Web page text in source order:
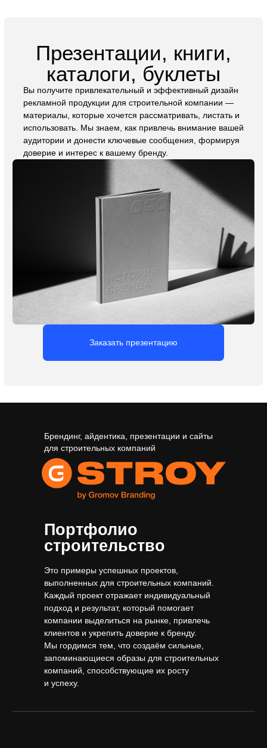
Брендинг, айдентика, презентации и сайты
для строительных компаний
Портфолио
строительство
Это примеры успешных проектов,
выполненных для строительных компаний.
Каждый проект отражает индивидуальный
подход и результат, который помогает
компании выделиться на рынке, привлечь
клиентов и укрепить доверие к бренду.
Мы гордимся тем, что создаём сильные,
запоминающиеся образы для строительных
компаний, способствующие их росту
и успеху.